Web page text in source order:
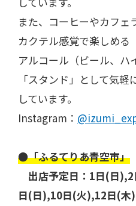
また、コーヒーやカフェ
カクテル感覚で楽しめ
アルコール（ビール、ハ
「スタンド」として気
しています。
Instagram：
●「ふるてりあ青空市」
出店予定日：1日(日
日(日),10日(火),12日(